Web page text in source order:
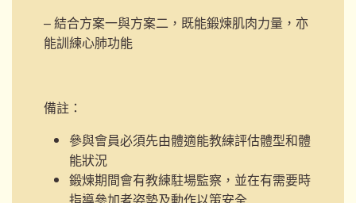
– 結合方案一與方案二，既能鍛煉肌肉力量，亦
能訓練心肺功能
備註：
參與會員必須先由體適能教練評估體型和體
能狀況
鍛煉期間會有教練駐場監察，並在有需要時